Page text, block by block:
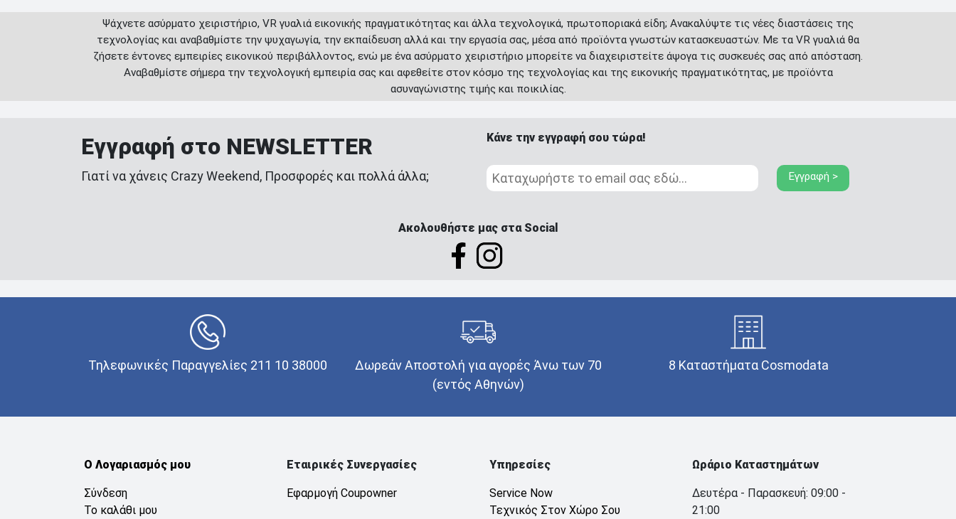
Ψάχνετε ασύρματο χειριστήριο, VR γυαλιά εικονικής πραγματικότητας και άλλα τεχνολογικά, πρωτοποριακά είδη; Ανακαλύψτε τις νέες διαστάσεις της
τεχνολογίας και αναβαθμίστε την ψυχαγωγία, την εκπαίδευση αλλά και την εργασία σας, μέσα από προϊόντα γνωστών κατασκευαστών. Με τα VR γυαλιά θα
ζήσετε έντονες εμπειρίες εικονικού περιβάλλοντος, ενώ με ένα ασύρματο χειριστήριο μπορείτε να διαχειριστείτε άψογα τις συσκευές σας από απόσταση.
Αναβαθμίστε σήμερα την τεχνολογική εμπειρία σας και αφεθείτε στον κόσμο της τεχνολογίας και της εικονικής πραγματικότητας, με προϊόντα
ασυναγώνιστης τιμής και ποικιλίας.
Εγγραφή στο NEWSLETTER
Γιατί να χάνεις Crazy Weekend, Προσφορές και πολλά άλλα;
Κάνε την εγγραφή σου τώρα!
Εγγραφή >
Ακολουθήστε μας στα Social
Τηλεφωνικές Παραγγελίες 211 10 38000
Δωρεάν Αποστολή για αγορές Άνω των 70
(εντός Αθηνών)
8 Καταστήματα Cosmodata
Ο Λογαριασμός μου
Σύνδεση
Το καλάθι μου
Εταιρικές Συνεργασίες
Εφαρμογή Coupowner
Υπηρεσίες
Service Now
Τεχνικός Στον Χώρο Σου
Ωράριο Καταστημάτων
Δευτέρα - Παρασκευή: 09:00 -
21:00